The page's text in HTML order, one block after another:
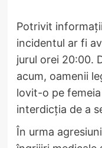
Potrivit
incidentul ar fi
jurul orei 20:00.
acum, oamenii
lovit-o pe
interdicția de a
În urma